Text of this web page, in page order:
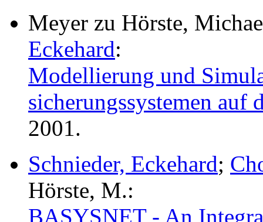
Meyer zu Hörste,
Eckehard:
Modellierung und
sicherungssystemen auf
2001.
Schnieder, Eckehard;
Hörste, M.:
BASYSNET - An